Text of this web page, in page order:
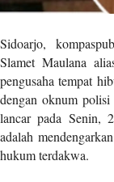
a
i
c
p
t
_
Sidoarjo,
Slamet Maulana
pengusaha tempat
dengan oknum
lancar pada Senin,
adalah
hukum terdakwa.